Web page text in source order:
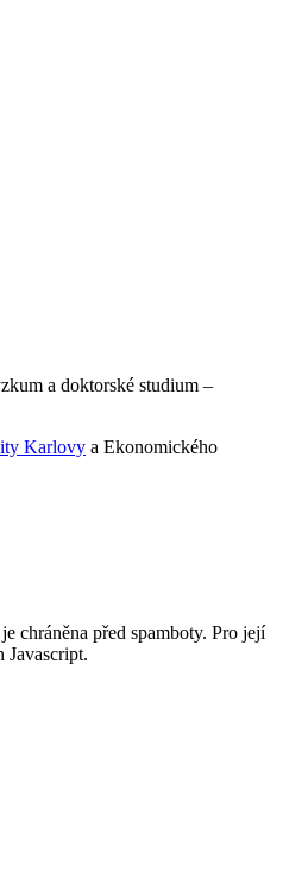
a doktorské studium –
Karlovy a Ekonomického
chráněna před spamboty. Pro její
Javascript.